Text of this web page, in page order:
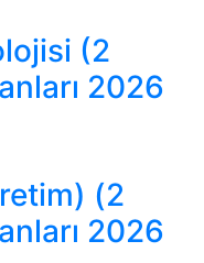
(2
2026
(2
2026